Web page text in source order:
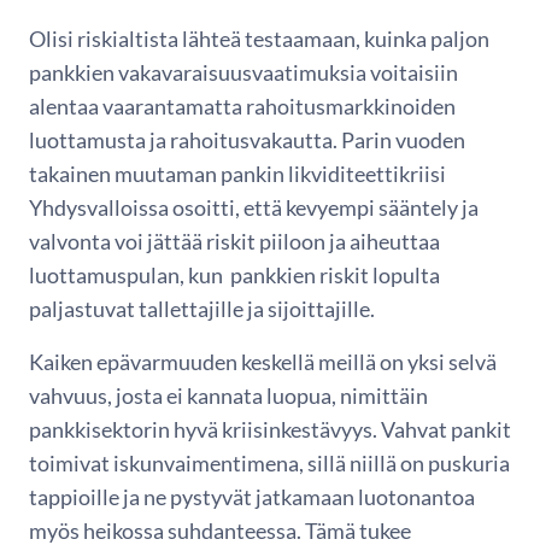
Olisi riskialtista lähteä testaamaan, kuinka paljon
pankkien vakavaraisuusvaatimuksia voitaisiin
alentaa vaarantamatta rahoitusmarkkinoiden
luottamusta ja rahoitusvakautta. Parin vuoden
takainen muutaman pankin likviditeettikriisi
Yhdysvalloissa osoitti, että kevyempi sääntely ja
valvonta voi jättää riskit piiloon ja aiheuttaa
luottamuspulan, kun pankkien riskit lopulta
paljastuvat tallettajille ja sijoittajille.
Kaiken epävarmuuden keskellä meillä on yksi selvä
vahvuus, josta ei kannata luopua, nimittäin
pankkisektorin hyvä kriisinkestävyys. Vahvat pankit
toimivat iskunvaimentimena, sillä niillä on puskuria
tappioille ja ne pystyvät jatkamaan luotonantoa
myös heikossa suhdanteessa. Tämä tukee